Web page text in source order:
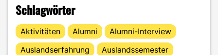
Schlagwörter
Aktivitäten Alumni
Alumni-Interview
Auslandserfahrung
Auslandssemester